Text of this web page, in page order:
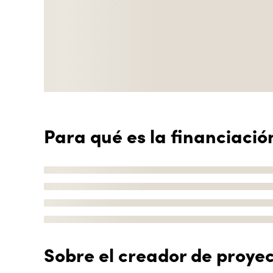
Para qué es la
Sobre el creador de